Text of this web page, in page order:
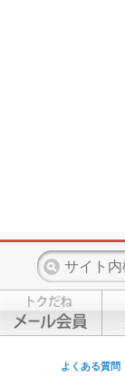
よくある質問